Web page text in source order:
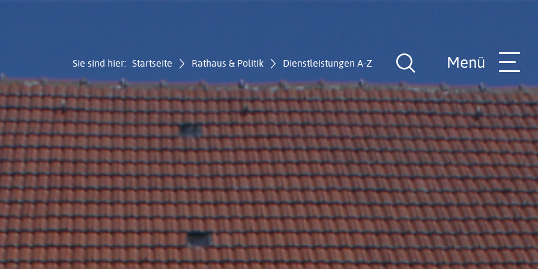
Sie sind hier: Startseite Rathaus & Politik Dienstleistungen A-Z
Suche
öffnen
Menü
Gemeinde
Rathaus-Team
Hilfe in allen Lebenslagen